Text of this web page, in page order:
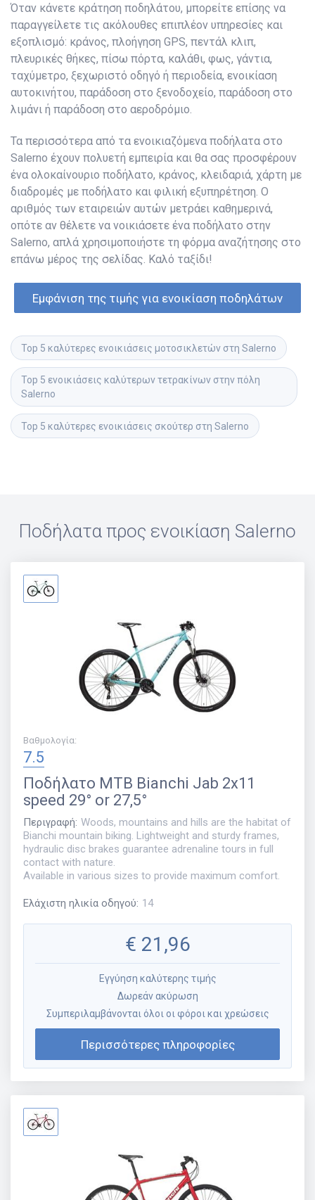
Όταν κάνετε κράτηση ποδηλάτου, μπορείτε επίσης να
παραγγείλετε τις ακόλουθες επιπλέον υπηρεσίες και
εξοπλισμό: κράνος, πλοήγηση GPS, πεντάλ κλιπ,
πλευρικές θήκες, πίσω πόρτα, καλάθι, φως, γάντια,
ταχύμετρο, ξεχωριστό οδηγό ή περιοδεία, ενοικίαση
αυτοκινήτου, παράδοση στο ξενοδοχείο, παράδοση στο
λιμάνι ή παράδοση στο αεροδρόμιο.
Τα περισσότερα από τα ενοικιαζόμενα ποδήλατα στο
Salerno έχουν πολυετή εμπειρία και θα σας προσφέρουν
ένα ολοκαίνουριο ποδήλατο, κράνος, κλειδαριά, χάρτη με
διαδρομές με ποδήλατο και φιλική εξυπηρέτηση. Ο
αριθμός των εταιρειών αυτών μετράει καθημερινά,
οπότε αν θέλετε να νοικιάσετε ένα ποδήλατο στην
Salerno, απλά χρησιμοποιήστε τη φόρμα αναζήτησης στο
επάνω μέρος της σελίδας. Καλό ταξίδι!
Εμφάνιση της τιμής για ενοικίαση ποδηλάτων
Top 5 καλύτερες ενοικιάσεις μοτοσικλετών στη Salerno
Top 5 ενοικιάσεις καλύτερων τετρακίνων στην πόλη
Salerno
Top 5 καλύτερες ενοικιάσεις σκούτερ στη Salerno
Ποδήλατα προς ενοικίαση Salerno
Βαθμολογία:
7.5
Ποδήλατο MTB Bianchi Jab 2x11
speed 29° or 27,5°
Περιγραφή: Woods, mountains and hills are the habitat of
Bianchi mountain biking. Lightweight and sturdy frames,
hydraulic disc brakes guarantee adrenaline tours in full
contact with nature.
Available in various sizes to provide maximum comfort.
Ελάχιστη ηλικία οδηγού: 14
€ 21,96
Εγγύηση καλύτερης τιμής
Δωρεάν ακύρωση
Συμπεριλαμβάνονται όλοι οι φόροι και χρεώσεις
Περισσότερες πληροφορίες